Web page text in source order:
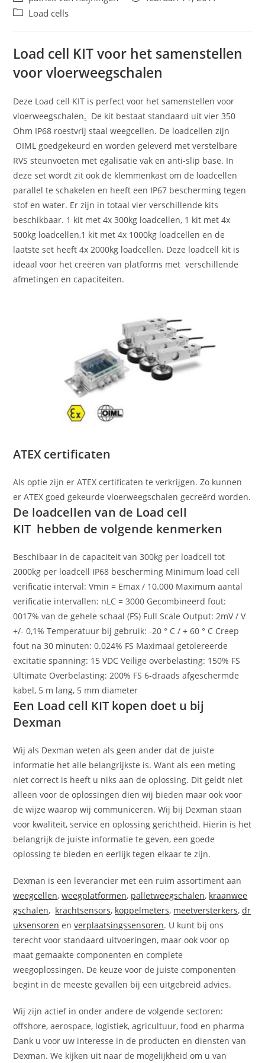
auteur:
Berichtcategorie:
Load cells
Load cell KIT voor het samenstellen
voor vloerweegschalen
Deze Load cell KIT is perfect voor het samenstellen voor
vloerweegschalen. De kit bestaat standaard uit vier 350
Ohm IP68 roestvrij staal weegcellen. De loadcellen zijn
OIML goedgekeurd en worden geleverd met verstelbare
RVS steunvoeten met egalisatie vak en anti-slip base. In
deze set wordt zit ook de klemmenkast om de loadcellen
parallel te schakelen en heeft een IP67 bescherming tegen
stof en water. Er zijn in totaal vier verschillende kits
beschikbaar. 1 kit met 4x 300kg loadcellen, 1 kit met 4x
500kg loadcellen,1 kit met 4x 1000kg loadcellen en de
laatste set heeft 4x 2000kg loadcellen. Deze loadcell kit is
ideaal voor het creëren van platforms met verschillende
afmetingen en capaciteiten.
ATEX certificaten
Als optie zijn er ATEX certificaten te verkrijgen. Zo kunnen
er ATEX goed gekeurde vloerweegschalen gecreërd worden.
De loadcellen van de Load cell
KIT hebben de volgende kenmerken
Beschibaar in de capaciteit van 300kg per loadcell tot
2000kg per loadcell IP68 bescherming Minimum load cell
verificatie interval: Vmin = Emax / 10.000 Maximum aantal
verificatie intervallen: nLC = 3000 Gecombineerd fout:
0017% van de gehele schaal (FS) Full Scale Output: 2mV / V
+/- 0,1% Temperatuur bij gebruik: -20 ° C / + 60 ° C Creep
fout na 30 minuten: 0.024% FS Maximaal getolereerde
excitatie spanning: 15 VDC Veilige overbelasting: 150% FS
Ultimate Overbelasting: 200% FS 6-draads afgeschermde
kabel, 5 m lang, 5 mm diameter
Een Load cell KIT kopen doet u bij
Dexman
Wij als Dexman weten als geen ander dat de juiste
informatie het alle belangrijkste is. Want als een meting
niet correct is heeft u niks aan de oplossing. Dit geldt niet
alleen voor de oplossingen dien wij bieden maar ook voor
de wijze waarop wij communiceren. Wij bij Dexman staan
voor kwaliteit, service en oplossing gerichtheid. Hierin is het
belangrijk de juiste informatie te geven, een goede
oplossing te bieden en eerlijk tegen elkaar te zijn.
Dexman is een leverancier met een ruim assortiment aan
weegcellen,weegplatformen, palletweegschalen, kraanwee
gschalen, krachtsensors, koppelmeters, meetversterkers,dr
uksensoren enverplaatsingssensoren. U kunt bij ons
terecht voor standaard uitvoeringen, maar ook voor op
maat gemaakte componenten en complete
weegoplossingen. De keuze voor de juiste componenten
begint in de meeste gevallen bij een uitgebreid advies.
Wij zijn actief in onder andere de volgende sectoren:
offshore, aerospace, logistiek, agricultuur, food en pharma
Dank u voor uw interesse in de producten en diensten van
Dexman. We kijken uit naar de mogelijkheid om u van